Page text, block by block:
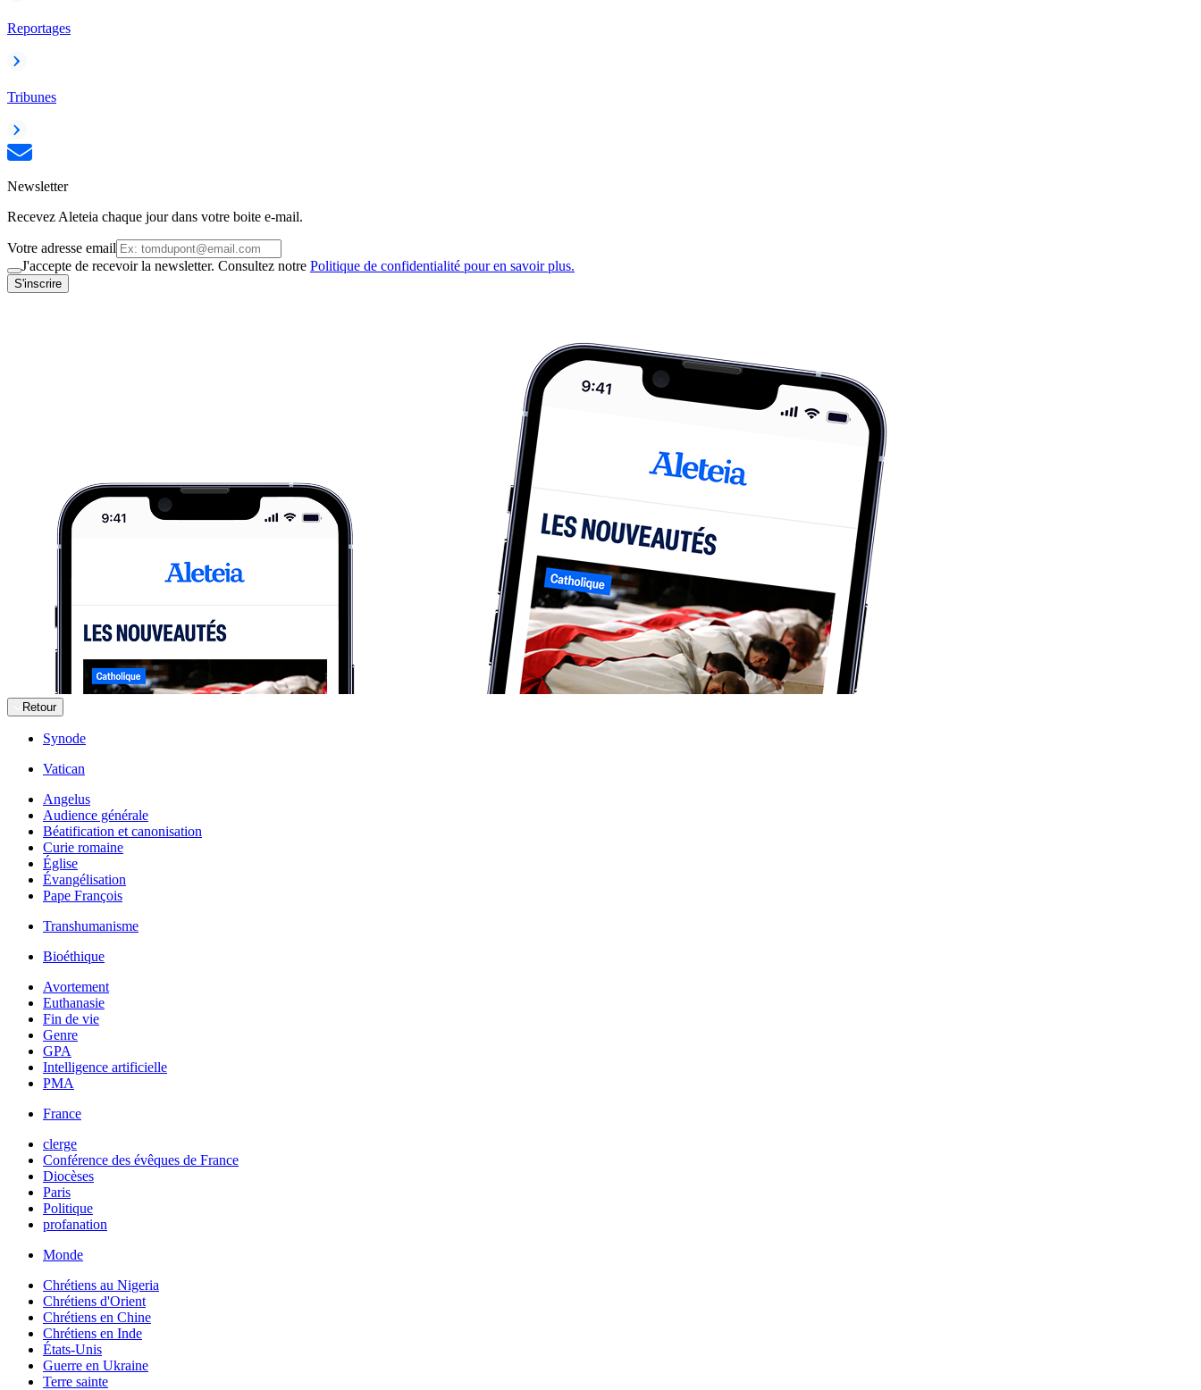
Reportages
Tribunes
Newsletter
Recevez Aleteia chaque jour dans votre boite e-mail.
Votre adresse email
J'accepte de recevoir la newsletter. Consultez notre Politique de confidentialité pour en savoir plus.
S'inscrire
Retour
Synode
Vatican
Angelus
Audience générale
Béatification et canonisation
Curie romaine
Église
Évangélisation
Pape François
Transhumanisme
Bioéthique
Avortement
Euthanasie
Fin de vie
Genre
GPA
Intelligence artificielle
PMA
France
clerge
Conférence des évêques de France
Diocèses
Paris
Politique
profanation
Monde
Chrétiens au Nigeria
Chrétiens d'Orient
Chrétiens en Chine
Chrétiens en Inde
États-Unis
Guerre en Ukraine
Terre sainte